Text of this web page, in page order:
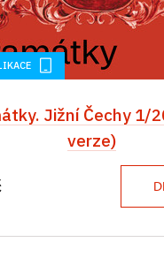
Jižní Čechy 1/
verze)